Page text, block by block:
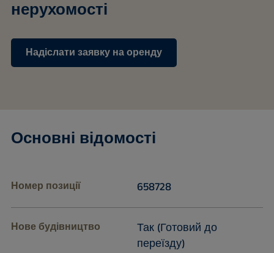
нерухомості
Надіслати заявку на оренду
Основні відомості
Номер позиції 658728
Нове будівництво
Так (Готовий до
переїзду)